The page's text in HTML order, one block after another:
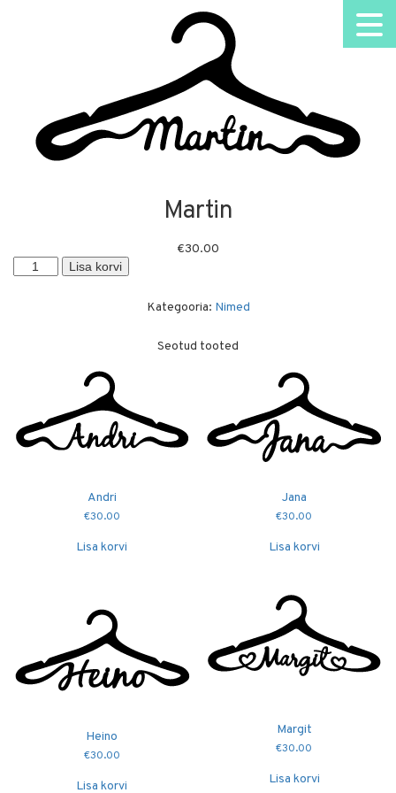
Martin
€30.00
Martin
kogus
Lisa korvi
Kategooria: Nimed
Seotud tooted
Andri
€30.00
Lisa korvi
Jana
€30.00
Lisa korvi
Heino
€30.00
Lisa korvi
Margit
€30.00
Lisa korvi